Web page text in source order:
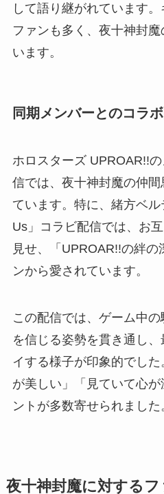
して語り継がれています
ファンも多く、夜十神封
います。
同期メンバーとのコラ
ホロスターズ UPROAR!!
信では、夜十神封魔の仲
ています。特に、緒方ベ
Us」コラビ配信では、お
見せ、「UPROAR!!の絆
ンから愛されています。
この配信では、ゲーム中
を信じる姿勢を貫き通し
イする様子が印象的でし
が美しい」「見ていて心
ントが多数寄せられました
夜十神封魔に対するフ